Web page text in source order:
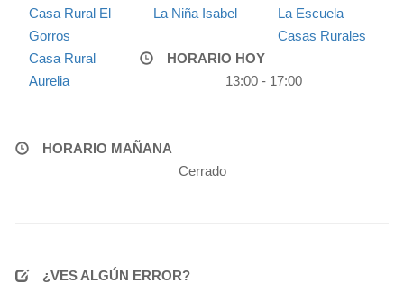
Casa Rural El
Gorros
La Niña Isabel
La Escuela
Casas Rurales
Casa Rural
Aurelia
HORARIO HOY
13:00 - 17:00
HORARIO MAÑANA
Cerrado
¿VES ALGÚN ERROR?